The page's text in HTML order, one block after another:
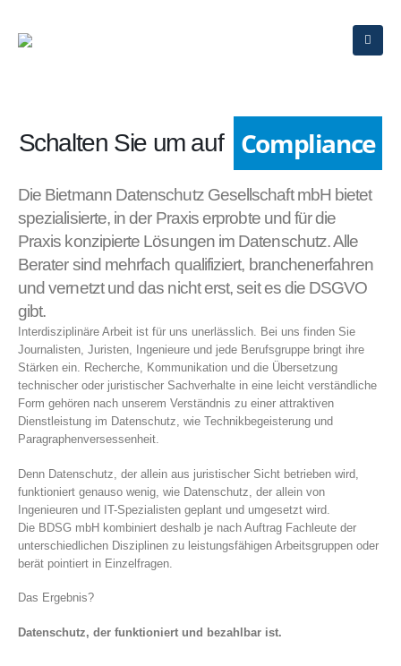
Schalten Sie um auf Compliance
Die Bietmann Datenschutz Gesellschaft mbH bietet
spezialisierte, in der Praxis erprobte und für die
Praxis konzipierte Lösungen im Datenschutz. Alle
Berater sind mehrfach qualifiziert, branchenerfahren
und vernetzt und das nicht erst, seit es die DSGVO
gibt.
Interdisziplinäre Arbeit ist für uns unerlässlich. Bei uns finden Sie
Journalisten, Juristen, Ingenieure und jede Berufsgruppe bringt ihre
Stärken ein. Recherche, Kommunikation und die Übersetzung
technischer oder juristischer Sachverhalte in eine leicht verständliche
Form gehören nach unserem Verständnis zu einer attraktiven
Dienstleistung im Datenschutz, wie Technikbegeisterung und
Paragraphenversessenheit.
Denn Datenschutz, der allein aus juristischer Sicht betrieben wird,
funktioniert genauso wenig, wie Datenschutz, der allein von
Ingenieuren und IT-Spezialisten geplant und umgesetzt wird.
Die BDSG mbH kombiniert deshalb je nach Auftrag Fachleute der
unterschiedlichen Disziplinen zu leistungsfähigen Arbeitsgruppen oder
berät pointiert in Einzelfragen.
Das Ergebnis?
Datenschutz, der funktioniert und bezahlbar ist.